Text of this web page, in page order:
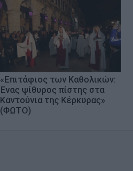
«Επιτάφιος των Καθολικών:
Ένας ψίθυρος πίστης στα
Καντούνια της Κέρκυρας»
(ΦΩΤΟ)